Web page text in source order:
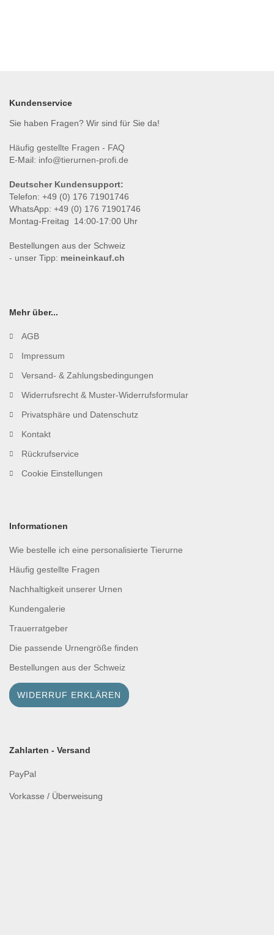
Kundenservice
Sie haben Fragen? Wir sind für Sie da!
Häufig gestellte Fragen - FAQ
E-Mail: info@tierurnen-profi.de
Deutscher Kundensupport:
Telefon: +49 (0) 176 71901746
WhatsApp: +49 (0) 176 71901746
Montag-Freitag 14:00-17:00 Uhr
Bestellungen aus der Schweiz
- unser Tipp: meineinkauf.ch
Mehr über...
AGB
Impressum
Versand- & Zahlungsbedingungen
Widerrufsrecht & Muster-Widerrufsformular
Privatsphäre und Datenschutz
Kontakt
Rückrufservice
Cookie Einstellungen
Informationen
Wie bestelle ich eine personalisierte Tierurne
Häufig gestellte Fragen
Nachhaltigkeit unserer Urnen
Kundengalerie
Trauerratgeber
Die passende Urnengröße finden
Bestellungen aus der Schweiz
WIDERRUF ERKLÄREN
Zahlarten - Versand
PayPal
Vorkasse / Überweisung